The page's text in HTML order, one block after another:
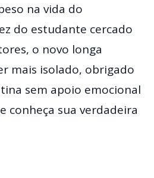
na vida do
do estudante cercado
o novo longa
mais isolado, obrigado
sem apoio emocional
conheça sua verdadeira